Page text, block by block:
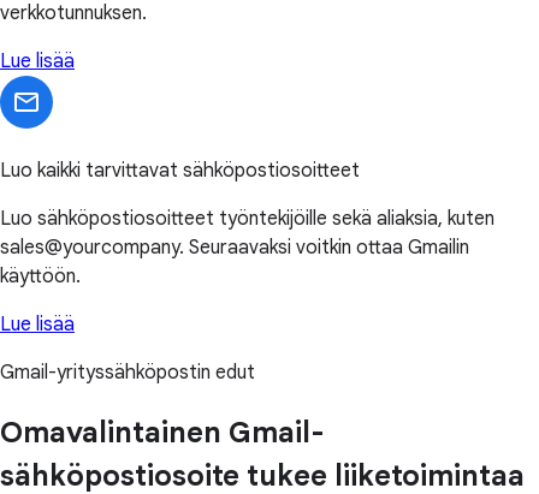
verkkotunnuksen.
Lue lisää
Luo kaikki tarvittavat sähköpostiosoitteet
Luo sähköpostiosoitteet työntekijöille sekä aliaksia, kuten
sales@yourcompany. Seuraavaksi voitkin ottaa Gmailin
käyttöön.
Lue lisää
Gmail-yrityssähköpostin edut
Omavalintainen Gmail-
sähköpostiosoite tukee liiketoimintaa